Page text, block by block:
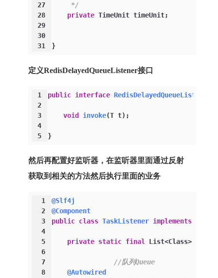
27
28
29
30
31
     */
private TimeUnit timeUnit;
}
定义RedisDelayedQueueListener接口
1
2
3
4
5
public interface RedisDelayedQueueListener
void invoke(T t) ;
}
然后再配置好监听器，在监听器里面通过反射
获取到相关的方法然后执行里面的业务
1
2
3
4
5
6
7
8
@Slf4j
@Component
public class TaskListener implements
private static final List<Class>
//队列Queue
@Autowired